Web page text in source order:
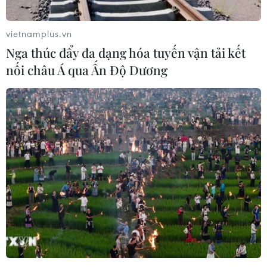
chạm mức cao nhất trong 7 tuần
06/08/2026 08:36
Ninh Bình phê duyệt hơn 500 tỷ
đồng xây dựng nhà chung cư cho
thuê
06/08/2026 08:09
Xăng dầu trong nước đồng loạt giảm,
E10RON95-III xuống còn 22.324
đồng/lít
06/08/2026 08:07
NAPAS, BIDV và Weixin Pay mở rộng
vietnamplus.vn
Nga thúc đẩy đa dạng hóa tuyến vận tải kết
nối châu Á qua Ấn Độ Dương